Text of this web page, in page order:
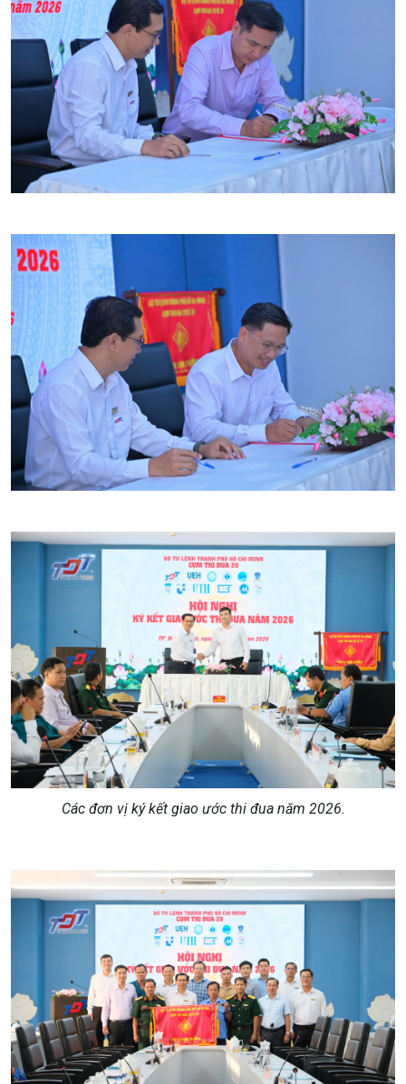
Các đơn vị ký kết giao ước thi đua năm 2026.